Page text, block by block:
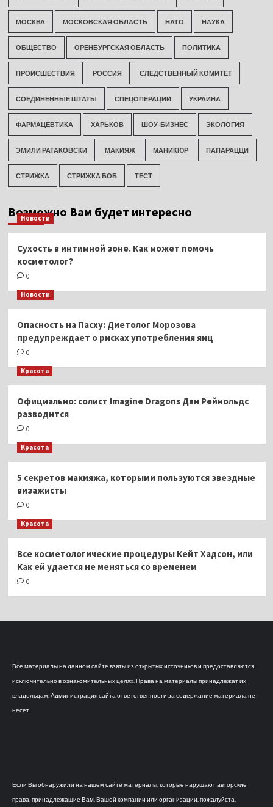
МОСКВА МОСКОВСКАЯ ОБЛАСТЬ НАТО НАУКА
ОБЩЕСТВО ОРЕНБУРГСКАЯ ОБЛАСТЬ ПОЛИТИКА
ПРОИСШЕСТВИЯ РОССИЯ СЛЕДСТВЕННЫЙ КОМИТЕТ
СОЕДИНЕННЫЕ ШТАТЫ СПЕЦОПЕРАЦИИ УКРАИНА
ФАРМАЦЕВТИКА ХАРЬКОВ ШОУ-БИЗНЕС ЭКОЛОГИЯ
ЭМИЛИ РАТАКОВСКИ МАКИЯЖ МАНИКЮР ПАПАРАЦЦИ
СТРИЖКА СТРИЖКА БОБ ТЕСТ
Возможно Вам будет интересно
Новости
Сухость в интимной зоне. Как может помочь
косметолог?
0
Новости
Опасность на Пасху: Диетолог Морозова
предупреждает о рисках употребления яиц
0
Красота
Официально: солист Imagine Dragons Дэн Рейнольдс
разводится
0
Красота
5 секретов макияжа, которыми пользуются звездные
визажисты
0
Красота
Все косметологические процедуры Кейт Хадсон, или
Как ей удается не меняться со временем
0
Все материалы на данном сайте взяты из открытых источников и предоставляются
исключительно в ознакомительных целях. Права на материалы принадлежат их
владельцам. Администрация сайта ответственности за содержание материала не
несет.
Если Вы обнаружили на нашем сайте материалы, которые нарушают авторские
права, принадлежащие Вам, Вашей компании или организации, пожалуйста,